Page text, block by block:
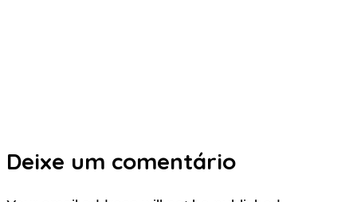
Deixe um comentário